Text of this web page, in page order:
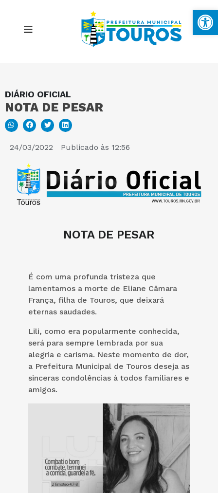
DIÁRIO OFICIAL
NOTA DE PESAR
24/03/2022 Publicado às 12:56
NOTA DE PESAR
É com uma profunda tristeza que
lamentamos a morte de Eliane Câmara
França, filha de Touros, que deixará
eternas saudades.
Lili, como era popularmente conhecida,
será para sempre lembrada por sua
alegria e carisma. Neste momento de dor,
a Prefeitura Municipal de Touros deseja as
sinceras condolências à todos familiares e
amigos.
MAPA DO SITE
PORTAL DA TRANSPARÊNCIA
E-SIC
PERGUNTAS FREQUENTES